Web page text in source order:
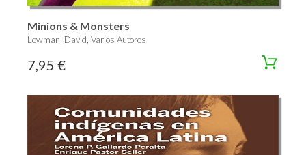
Minions & Monsters
Lewman, David, Varios Autores
7,95 €